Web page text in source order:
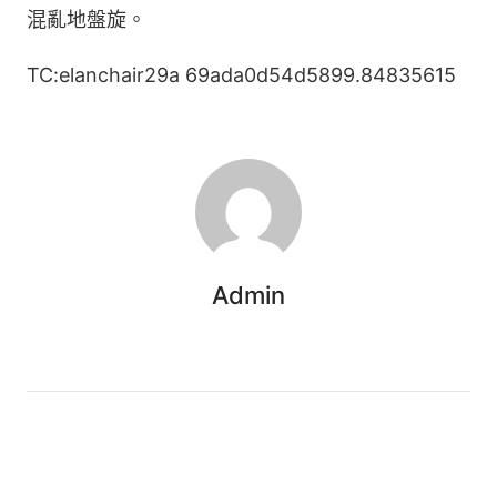
混亂地盤旋。
TC:elanchair29a 69ada0d54d5899.84835615
Admin